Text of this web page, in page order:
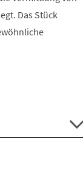
Das Stück